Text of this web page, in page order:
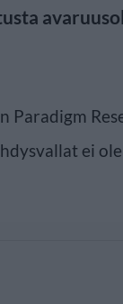
ei